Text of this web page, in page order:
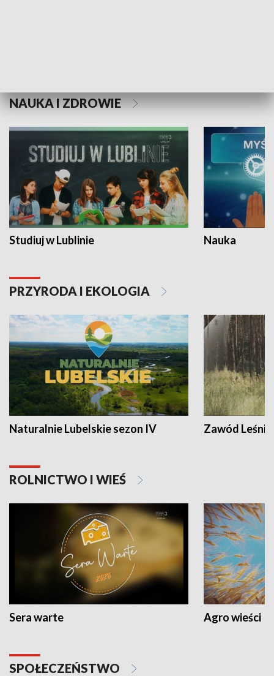
NAUKA I ZDROWIE
Studiuj w Lublinie Nauka
PRZYRODA I EKOLOGIA
Naturalnie Lubelskie sezon IV Zawód Leśnik
ROLNICTWO I WIEŚ
Sera warte Agro wieści
SPOŁECZEŃSTWO